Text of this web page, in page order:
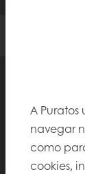
A
navegar
como
cookies,